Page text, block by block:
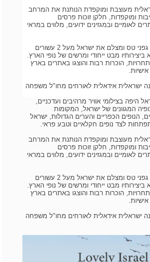
מעוצבת ומוקפדת הנותנת את המרחב
מרהיבות ומוקפדות, חלקן זוכות פרסים
לאומיים ובמגזינים ידועים, מלווים במראי
על המחבר\צלם: רון גפני טס ומצלם את ישראל מעל 2 עשורים
ביצירותיו מבט ייחודי ומרשים של נופי הארץ.
תחרויות, הוכרות רבות והוצגו באתרים בארץ
ישראלית אידאלית לאורחים מחו"ל משפחה
בצילומי אוויר מרהיבים ועדכניים,
המגוונים של ישראל, המקומות
הנופים הכפריים והערים הגדולות, ישראל
לצד נופים חקלאיים וטבע פראי.
מעוצבת ומוקפדת הנותנת את המרחב
מרהיבות ומוקפדות, חלקן זוכות פרסים
לאומיים ובמגזינים ידועים, מלווים במראי
על המחבר\צלם: רון גפני טס ומצלם את ישראל מעל 2 עשורים
ביצירותיו מבט ייחודי ומרשים של נופי הארץ.
תחרויות, הוכרות רבות והוצגו באתרים בארץ
ישראלית אידאלית לאורחים מחו"ל משפחה